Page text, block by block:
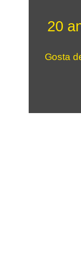
20
Gosta